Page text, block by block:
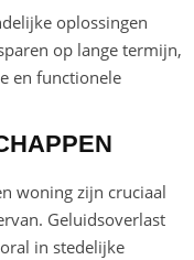
oplossingen
op lange termijn,
en functionele
woning zijn cruciaal
Geluidsoverlast
in stedelijke